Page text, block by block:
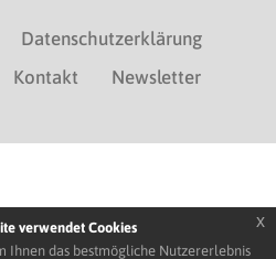
Datenschutzerklärung
Kontakt Newsletter
verwendet Cookies
Ihnen das bestmögliche Nutzererlebnis
x